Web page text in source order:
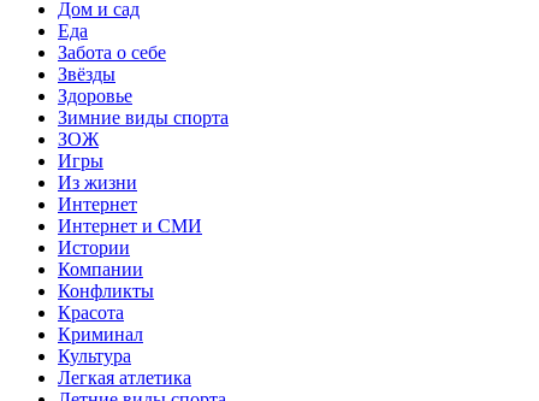
Дом и сад
Еда
Забота о себе
Звёзды
Здоровье
Зимние виды спорта
ЗОЖ
Игры
Из жизни
Интернет
Интернет и СМИ
Истории
Компании
Конфликты
Красота
Криминал
Культура
Легкая атлетика